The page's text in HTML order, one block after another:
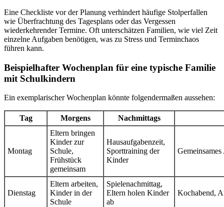
Eine Checkliste vor der Planung verhindert häufige Stolperfallen
wie Überfrachtung des Tagesplans oder das Vergessen
wiederkehrender Termine. Oft unterschätzen Familien, wie viel Zeit
einzelne Aufgaben benötigen, was zu Stress und Terminchaos
führen kann.
Beispielhafter Wochenplan für eine typische Familie
mit Schulkindern
Ein exemplarischer Wochenplan könnte folgendermaßen aussehen:
Tag Morgens Nachmittags
Montag
Eltern bringen
Kinder zur
Schule,
Frühstück
gemeinsam
Hausaufgabenzeit,
Sporttraining der
Kinder
Dienstag
Eltern arbeiten,
Kinder in der
Schule
Spielenachmittag,
Eltern holen Kinder
ab
Kochabend,